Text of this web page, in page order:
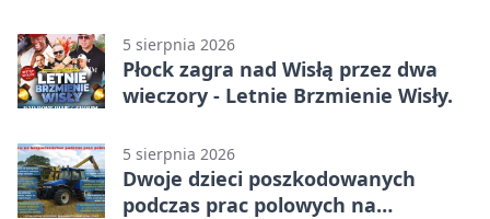
5 sierpnia 2026
Płock zagra nad Wisłą przez dwa
wieczory - Letnie Brzmienie Wisły.
5 sierpnia 2026
Dwoje dzieci poszkodowanych
podczas prac polowych na